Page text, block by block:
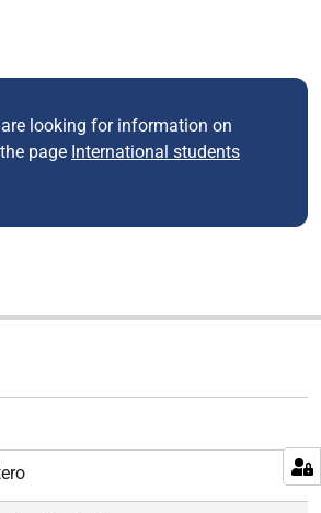
looking for information on
page International students